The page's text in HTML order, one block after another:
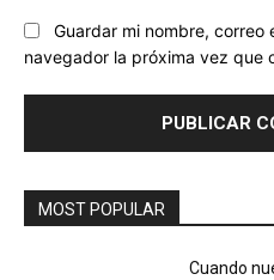
Guardar mi nombre,
navegador la próxima vez que
MOST POPULAR
Cuando